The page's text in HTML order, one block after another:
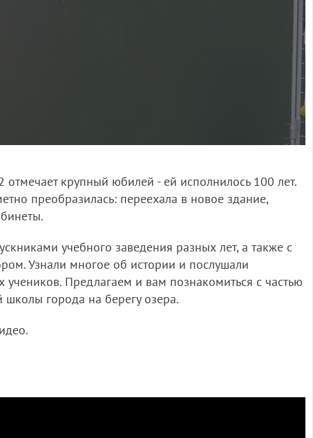
крупный юбилей - ей исполнилось 100 лет.
преобразилась: переехала в новое здание,
учебного заведения разных лет, а также с
Узнали многое об истории и послушали
Предлагаем и вам познакомиться с частью
школы города на берегу озера.